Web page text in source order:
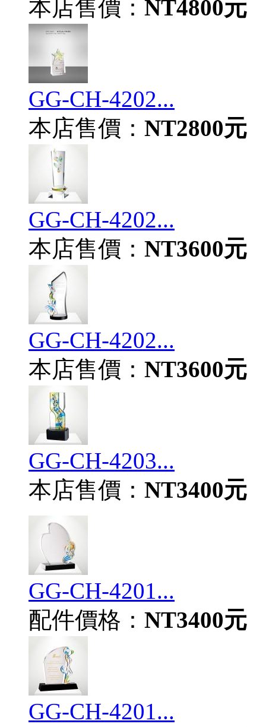
本店售價： NT4800元
GG-CH-4202...
本店售價： NT2800元
GG-CH-4202...
本店售價： NT3600元
GG-CH-4202...
本店售價： NT3600元
GG-CH-4203...
本店售價： NT3400元
GG-CH-4201...
配件價格： NT3400元
GG-CH-4201...